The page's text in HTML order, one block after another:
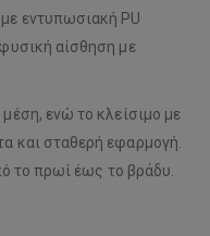
εντυπωσιακή PU
αίσθηση με
ενώ το κλείσιμο με
και σταθερή εφαρμογή.
το πρωί έως το βράδυ.